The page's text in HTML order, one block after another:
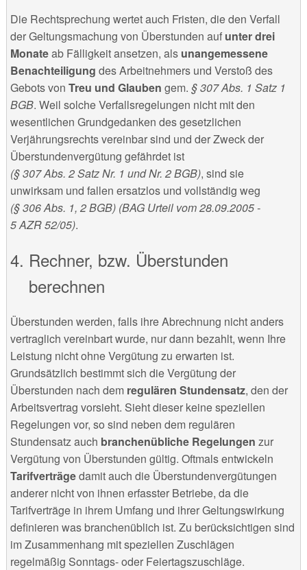
Die Rechtsprechung wertet auch Fristen, die den Verfall
der Geltungsmachung von Überstunden auf unter drei
Monateab Fälligkeit ansetzen, als unangemessene
Benachteiligung des Arbeitnehmers und Verstoß des
Gebots von Treu und Glauben gem. § 307 Abs. 1 Satz 1
BGB. Weil solche Verfallsregelungen nicht mit den
wesentlichen Grundgedanken des gesetzlichen
Verjährungsrechts vereinbar sind und der Zweck der
Überstundenvergütung gefährdet ist
(§ 307 Abs. 2 Satz Nr. 1 und Nr. 2 BGB), sind sie
unwirksam und fallen ersatzlos und vollständig weg
(§ 306 Abs. 1, 2 BGB) (BAG Urteil vom 28.09.2005 -
5 AZR 52/05).
Rechner, bzw. Überstunden
berechnen
Überstunden werden, falls ihre Abrechnung nicht anders
vertraglich vereinbart wurde, nur dann bezahlt, wenn Ihre
Leistung nicht ohne Vergütung zu erwarten ist.
Grundsätzlich bestimmt sich die Vergütung der
Überstunden nach dem regulären Stundensatz, den der
Arbeitsvertrag vorsieht. Sieht dieser keine speziellen
Regelungen vor, so sind neben dem regulären
Stundensatz auch branchenübliche Regelungen zur
Vergütung von Überstunden gültig. Oftmals entwickeln
Tarifverträgedamit auch die Überstundenvergütungen
anderer nicht von ihnen erfasster Betriebe, da die
Tarifverträge in ihrem Umfang und ihrer Geltungswirkung
definieren was branchenüblich ist. Zu berücksichtigen sind
im Zusammenhang mit speziellen Zuschlägen
regelmäßig Sonntags- oder Feiertagszuschläge.